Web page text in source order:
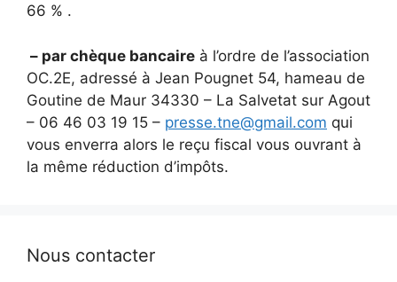
66 % .
– par chèque bancaire à l’ordre de l’association
OC.2E, adressé à Jean Pougnet 54, hameau de
Goutine de Maur 34330 – La Salvetat sur Agout
– 06 46 03 19 15 – presse.tne@gmail.com qui
vous enverra alors le reçu fiscal vous ouvrant à
la même réduction d’impôts.
Nous contacter